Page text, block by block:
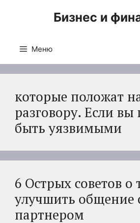
Бизнес и
Меню
которые положат
разговору. Если вы
быть уязвимыми
6 Острых советов о
улучшить общение
партнером